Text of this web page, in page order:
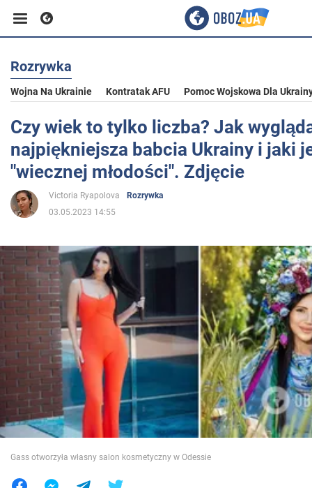
Biznes
Sport
Rozrywka
Życie
Polityka
Społeczeństwo
Wojna na Ukrainie
Świat
Jedzenie
Rozrywka
Wojna Na Ukrainie Kontratak AFU Pomoc Wojskowa Dla
Czy wiek to tylko liczba? Jak
najpiękniejsza babcia Ukrainy i jaki
"wiecznej młodości". Zdjęcie
Victoria Ryapolova
Rozrywka
03.05.2023 14:55
Gass otworzyła własny salon kosmetyczny w Odessie